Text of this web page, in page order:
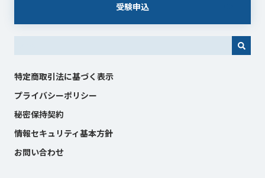
受験申込
特定商取引法に基づく表示
プライバシーポリシー
秘密保持契約
情報セキュリティ基本方針
お問い合わせ